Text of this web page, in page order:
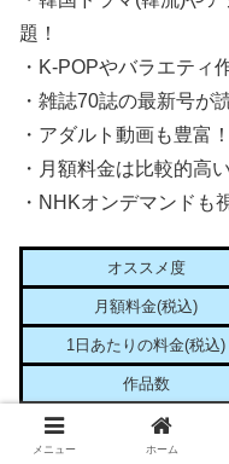
題！
・K-POPやバラエティ
・雑誌70誌の最新号が
・アダルト動画も豊富！
・月額料金は比較的高い
・NHKオンデマンドも
オススメ度
月額料金(税込)
1日あたりの料金(税込)
作品数
無料期間
メニュー ホーム